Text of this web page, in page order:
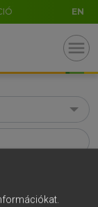
EN
menu